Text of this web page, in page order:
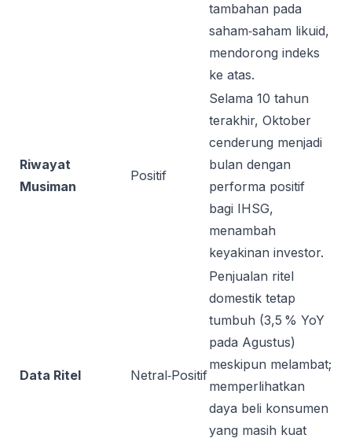
tambahan pada
saham‑saham likuid,
mendorong indeks
ke atas.
Riwayat
Musiman
Positif
Selama 10 tahun
terakhir, Oktober
cenderung menjadi
bulan dengan
performa positif
bagi IHSG,
menambah
keyakinan investor.
Data Ritel Netral‑Positif
Penjualan ritel
domestik tetap
tumbuh (3,5 % YoY
pada Agustus)
meskipun melambat;
memperlihatkan
daya beli konsumen
yang masih kuat